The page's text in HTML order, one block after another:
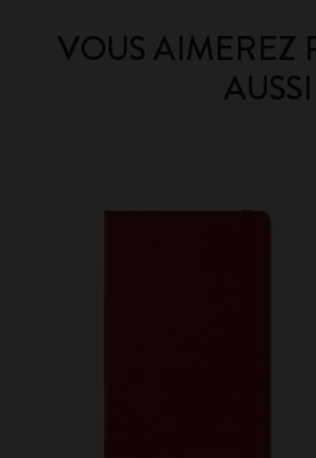
VOUS AIMEREZ
AUSSI